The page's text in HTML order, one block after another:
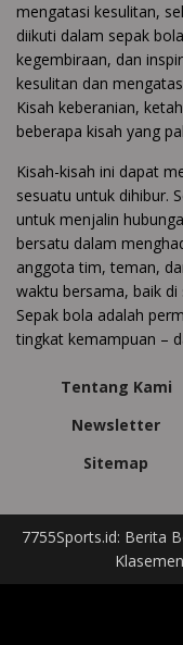
mengatasi kesulitan,
diikuti dalam sepak
kegembiraan, dan
kesulitan dan
Kisah keberanian,
beberapa kisah yang
Kisah-kisah ini dapat
sesuatu untuk dihibur.
untuk menjalin
bersatu dalam
anggota tim, teman,
waktu bersama, baik
Sepak bola adalah
tingkat kemampuan –
Tentang Kami
Newsletter
Sitemap
7755Sports.id: Berita